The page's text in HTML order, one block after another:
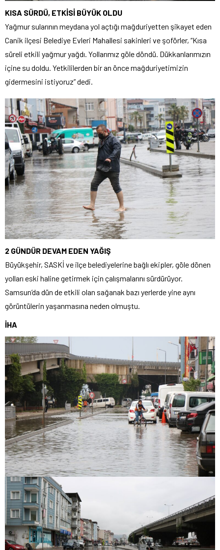
KISA SÜRDÜ, ETKİSİ BÜYÜK OLDU
Yağmur sularının meydana yol açtığı mağduriyetten şikayet eden
Canik ilçesi Belediye Evleri Mahallesi sakinleri ve şoförler, “Kısa
süreli etkili yağmur yağdı. Yollarımız göle döndü. Dükkanlarımızın
içine su doldu. Yetkililerden bir an önce mağduriyetimizin
gidermesini istiyoruz” dedi.
2 GÜNDÜR DEVAM EDEN YAĞIŞ
Büyükşehir, SASKİ ve ilçe belediyelerine bağlı ekipler, göle dönen
yolları eski haline getirmek için çalışmalarını sürdürüyor.
Samsun’da dün de etkili olan sağanak bazı yerlerde yine aynı
görüntülerin yaşanmasına neden olmuştu.
İHA